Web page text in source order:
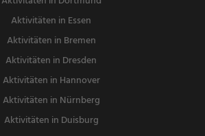
Aktivitäten in Essen
Aktivitäten in Bremen
Aktivitäten in Dresden
Aktivitäten in Hannover
Aktivitäten in Nürnberg
Aktivitäten in Duisburg